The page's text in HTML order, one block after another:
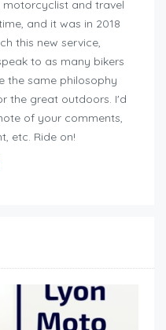
motorcyclist and travel
and it was in 2018
this new service,
to as many bikers
the same philosophy
the great outdoors. I'd
of your comments,
etc. Ride on!